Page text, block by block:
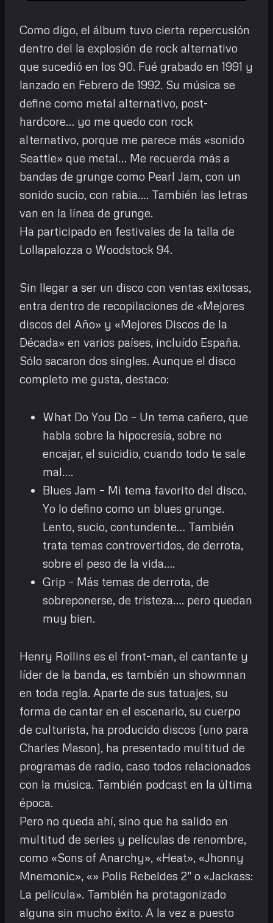
Como digo, el álbum tuvo cierta repercusión
dentro del la explosión de rock alternativo
que sucedió en los 90. Fué grabado en 1991 y
lanzado en Febrero de 1992. Su música se
define como metal alternativo, post-
hardcore… yo me quedo con rock
alternativo, porque me parece más «sonido
Seattle» que metal… Me recuerda más a
bandas de grunge como Pearl Jam, con un
sonido sucio, con rabia…. También las letras
van en la línea de grunge.
Ha participado en festivales de la talla de
Lollapalozza o Woodstock 94.
Sin llegar a ser un disco con ventas exitosas,
entra dentro de recopilaciones de «Mejores
discos del Año» y «Mejores Discos de la
Década» en varios países, incluído España.
Sólo sacaron dos singles. Aunque el disco
completo me gusta, destaco:
What Do You Do – Un tema cañero, que
habla sobre la hipocresía, sobre no
encajar, el suicidio, cuando todo te sale
mal….
Blues Jam – Mi tema favorito del disco.
Yo lo defino como un blues grunge.
Lento, sucio, contundente… También
trata temas controvertidos, de derrota,
sobre el peso de la vida….
Grip – Más temas de derrota, de
sobreponerse, de tristeza…. pero quedan
muy bien.
Henry Rollins es el front-man, el cantante y
líder de la banda, es también un showmnan
en toda regla. Aparte de sus tatuajes, su
forma de cantar en el escenario, su cuerpo
de culturista, ha producido discos (uno para
Charles Mason), ha presentado multitud de
programas de radio, caso todos relacionados
con la música. También podcast en la última
época.
Pero no queda ahí, sino que ha salido en
multitud de series y películas de renombre,
como «Sons of Anarchy», «Heat», «Jhonny
Mnemonic», «» Polis Rebeldes 2″ o «Jackass:
La película». También ha protagonizado
alguna sin mucho éxito. A la vez a puesto